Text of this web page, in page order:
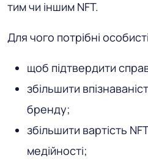
тим чи іншим NFT.
Для чого потрібні
щоб підтвердити
збільшити
бренду;
збільшити вартість
медійності;